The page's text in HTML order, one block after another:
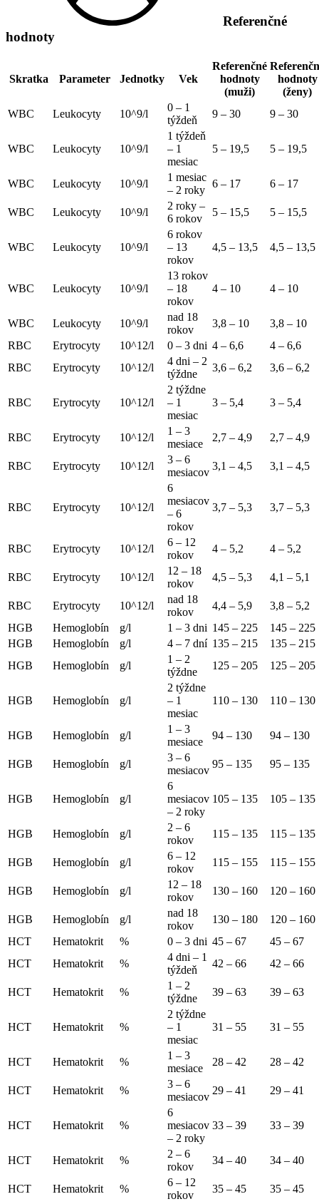
a
Referenčné
hodnoty
Skratka Parameter Jednotky Vek
Referenčné
hodnoty
(muži)
hodnoty
(ženy)
WBC
Leukocyty 10^9/l
0 – 1
týždeň
9 – 30 9 – 30
WBC Leukocyty 10^9/l
1 týždeň
– 1
mesiac
5 – 19,5 5 – 19,5
WBC Leukocyty 10^9/l
1 mesiac
– 2 roky
6 – 17 6 – 17
WBC Leukocyty 10^9/l
2 roky –
6 rokov
5 – 15,5 5 – 15,5
WBC Leukocyty 10^9/l
6 rokov
– 13
rokov
4,5 – 13,5 4,5 – 13,5
WBC Leukocyty 10^9/l
13 rokov
– 18
rokov
4 – 10 4 – 10
WBC Leukocyty 10^9/l
nad 18
rokov
3,8 – 10
3,8 – 10
RBC
Erytrocyty 10^12/l 0 – 3 dni 4 – 6,6
4 – 6,6
RBC
Erytrocyty 10^12/l
4 dni – 2
týždne
3,6 – 6,2 3,6 – 6,2
RBC Erytrocyty 10^12/l
2 týždne
– 1
mesiac
3 – 5,4 3 – 5,4
RBC Erytrocyty 10^12/l
1 – 3
mesiace
2,7 – 4,9 2,7 – 4,9
RBC Erytrocyty 10^12/l
3 – 6
mesiacov
3,1 – 4,5 3,1 – 4,5
RBC Erytrocyty 10^12/l
6
mesiacov
– 6
rokov
3,7 – 5,3 3,7 – 5,3
RBC Erytrocyty 10^12/l
6 – 12
rokov
4 – 5,2 4 – 5,2
RBC Erytrocyty 10^12/l
12 – 18
rokov
4,5 – 5,3 4,1 – 5,1
RBC Erytrocyty 10^12/l
nad 18
rokov
4,4 – 5,9
3,8 – 5,2
HGB
Hemoglobín g/l 1 – 3 dni 145 – 225
145 – 225
HGB
Hemoglobín g/l 4 – 7 dní 135 – 215
135 – 215
HGB
Hemoglobín g/l
1 – 2
týždne
125 – 205 125 – 205
HGB Hemoglobín g/l
2 týždne
– 1
mesiac
110 – 130 110 – 130
HGB Hemoglobín g/l
1 – 3
mesiace
94 – 130 94 – 130
HGB Hemoglobín g/l
3 – 6
mesiacov
95 – 135 95 – 135
HGB Hemoglobín g/l
6
mesiacov
– 2 roky
105 – 135 105 – 135
HGB Hemoglobín g/l
2 – 6
rokov
115 – 135 115 – 135
HGB Hemoglobín g/l
6 – 12
rokov
115 – 155 115 – 155
HGB Hemoglobín g/l
12 – 18
rokov
130 – 160 120 – 160
HGB Hemoglobín g/l
nad 18
rokov
130 – 180
120 – 160
HCT
Hematokrit % 0 – 3 dni 45 – 67
45 – 67
HCT
Hematokrit %
4 dni – 1
týždeň
42 – 66 42 – 66
HCT Hematokrit %
1 – 2
týždne
39 – 63 39 – 63
HCT Hematokrit %
2 týždne
– 1
mesiac
31 – 55 31 – 55
HCT Hematokrit %
1 – 3
mesiace
28 – 42 28 – 42
HCT Hematokrit %
3 – 6
mesiacov
29 – 41 29 – 41
HCT Hematokrit %
6
mesiacov
– 2 roky
33 – 39 33 – 39
HCT Hematokrit %
2 – 6
rokov
34 – 40 34 – 40
HCT Hematokrit %
6 – 12
rokov
35 – 45 35 – 45